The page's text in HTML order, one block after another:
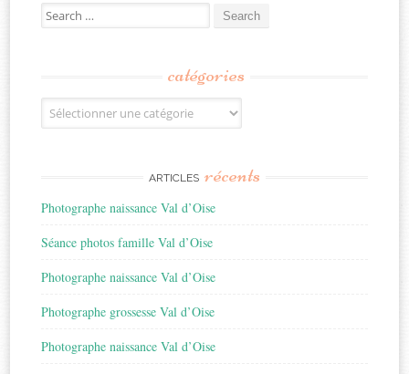
Search
for:
catégories
Catégories
ARTICLES récents
Photographe naissance Val d’Oise
Séance photos famille Val d’Oise
Photographe naissance Val d’Oise
Photographe grossesse Val d’Oise
Photographe naissance Val d’Oise